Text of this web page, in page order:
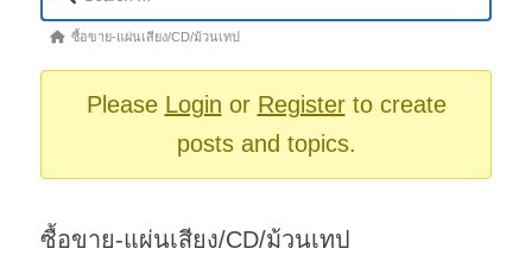
Navigation
Forumซื้อขาย-แผ่นเสียง/CD/ม้วนเทป
Please Login or Registerto create
posts and topics.
ซื้อขาย-แผ่นเสียง/CD/ม้วนเทป